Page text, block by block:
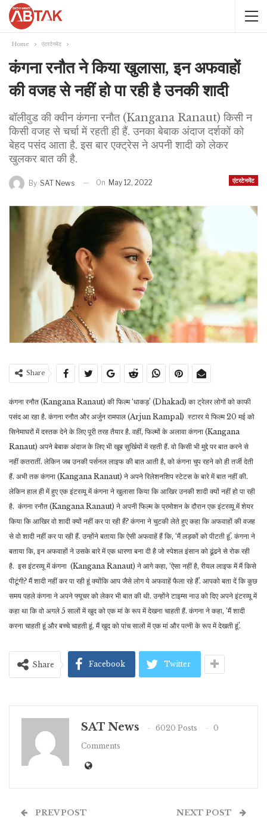
Home एंटरटेनमेंट
कंगना रनौत ने किया खुलासा, इन अफवाहों
की वजह से नहीं हो पा रही है उनकी शादी
बॉलीवुड की क्वीन कंगना रनौत (Kangana Ranaut) किसी न
किसी वजह से चर्चा में रहती ही हैं. उनका बेबाक अंदाज दर्शकों को
बेहद पसंद आता है. इस बार एक्ट्रेस ने अपनी शादी को लेकर
खुलकर बात की है.
एंटरटेनमेंट
By SAT News On May 12, 2022
Share
कंगना रनौत (Kangana Ranaut) की फिल्म ‘धाकड़’ (Dhakad) का ट्रेलर लोगों को काफी
पसंद आ रहा है. कंगना रनौत और अर्जुन रामपाल (Arjun Rampal) स्टारर ये फिल्म 20 मई को
सिनेमाघरों में दस्तक देने के लिए पूरी तरह तैयार है. वहीं, फिल्मों के अलावा कंगना (Kangana
Ranaut) अपने बेबाक अंदाज के लिए भी खूब सुर्खियों में रहती हैं. वो किसी भी मुद्दे पर बात करने से
नहीं कतरातीं. लेकिन जब उनकी पर्सनल लाइफ की बात आती है, को कंगना चुप रहने को ही तर्जी देती
हैं. अभी तक कंगना (Kangana Ranaut) ने अपने रिलेशनशिप स्टेटस के बारे में बात नहीं की.
लेकिन हाल ही में हुए एक इंटरव्यू में कंगना ने खुलासा किया कि आखिर उनकी शादी क्यों नहीं हो पा रही
है. कंगना रनौत (Kangana Ranaut) ने अपनी फिल्म के प्रमोशन के दौरान एक इंटरव्यू में शेयर
किया कि आखिर वो शादी क्यों नहीं कर पा रही हैं? कंगना ने चुटकी लेते हुए कहा कि अफवाहों की वजह
से वो शादी नहीं कर पा रही हैं. उन्होंने बताया कि ऐसी अफवाहें हैं कि, ‘मैं लड़कों को पीटती हूं’. कंगना ने
बताया कि, इन अफवाहों ने उसके बारे में एक धारणा बना दी है जो स्पेशल इंसान को ढूंढने से रोक रही
है. इस इंटरव्यू में कंगना (Kangana Ranaut) ने आगे कहा, ‘ऐसा नहीं है, रीयल लाइफ में मैं किसे
पीटूंगी? मैं शादी नहीं कर पा रही हूं क्योंकि आप जैसे लोग ये अफवाहें फैला रहे हैं’. आपको बता दें कि कुछ
समय पहले कंगना ने अपने फ्यूचर को लेकर भी बात की थी. उन्होंने टाइम्स नाउ को दिए अपने इंटरव्यू में
कहा था कि वो अगले 5 सालों में खुद को एक मां के रूप में देखना चाहती हैं. कंगना ने कहा, ‘मैं शादी
करना चाहती हूं और बच्चे चाहती हूं. मैं खुद को पांच सालों में एक मां और पत्नी के रूप में देखती हूं’.
Share Facebook Twitter
SAT News 6020 Posts
0
Comments
PREV POST NEXT POST